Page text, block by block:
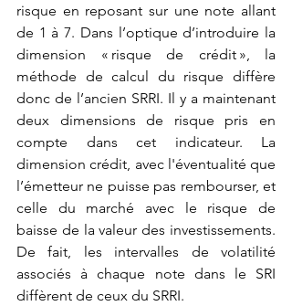
risque en reposant sur une note allant
de 1 à 7. Dans l’optique d’introduire la
dimension « risque de crédit », la
méthode de calcul du risque diffère
donc de l’ancien SRRI. Il y a maintenant
deux dimensions de risque pris en
compte dans cet indicateur. La
dimension crédit, avec l'éventualité que
l’émetteur ne puisse pas rembourser, et
celle du marché avec le risque de
baisse de la valeur des investissements.
De fait, les intervalles de volatilité
associés à chaque note dans le SRI
diffèrent de ceux du SRRI.